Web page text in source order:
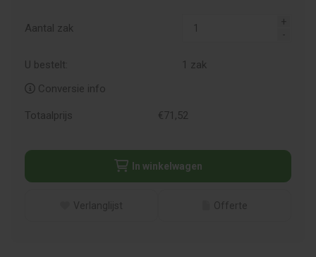
Aantal zak
U bestelt: 1 zak
Conversie info
Totaalprijs €71,52
In winkelwagen
Verlanglijst Offerte